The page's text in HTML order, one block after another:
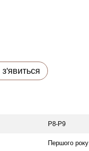
P8-P9
Першого року